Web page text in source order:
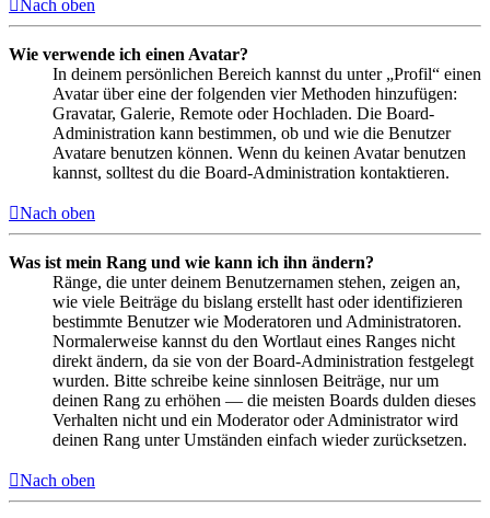
Nach oben
Wie verwende ich einen Avatar?
In deinem persönlichen Bereich kannst du unter „Profil“ einen
Avatar über eine der folgenden vier Methoden hinzufügen:
Gravatar, Galerie, Remote oder Hochladen. Die Board-
Administration kann bestimmen, ob und wie die Benutzer
Avatare benutzen können. Wenn du keinen Avatar benutzen
kannst, solltest du die Board-Administration kontaktieren.
Nach oben
Was ist mein Rang und wie kann ich ihn ändern?
Ränge, die unter deinem Benutzernamen stehen, zeigen an,
wie viele Beiträge du bislang erstellt hast oder identifizieren
bestimmte Benutzer wie Moderatoren und Administratoren.
Normalerweise kannst du den Wortlaut eines Ranges nicht
direkt ändern, da sie von der Board-Administration festgelegt
wurden. Bitte schreibe keine sinnlosen Beiträge, nur um
deinen Rang zu erhöhen — die meisten Boards dulden dieses
Verhalten nicht und ein Moderator oder Administrator wird
deinen Rang unter Umständen einfach wieder zurücksetzen.
Nach oben